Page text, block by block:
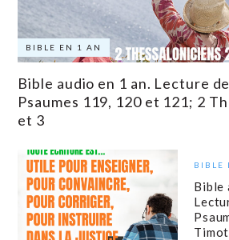
BIBLE EN 1 AN
Bible audio en 1 an. Lecture
Psaumes 119, 120 et 121; 2
et 3
BIBLE
Bible